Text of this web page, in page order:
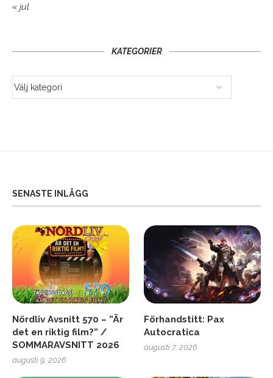
« jul
KATEGORIER
SENASTE INLÄGG
Nördliv Avsnitt 570 – ”Är
det en riktig film?” /
SOMMARAVSNITT 2026
augusti 9, 2026
Förhandstitt: Pax
Autocratica
augusti 7, 2026